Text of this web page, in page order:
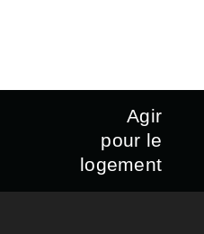
Agir
pour le
logement